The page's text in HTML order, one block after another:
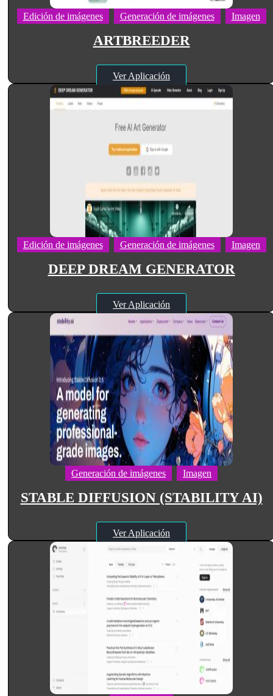
Edición de imágenes Generación de imágenes Imagen
ARTBREEDER
Ver Aplicación
Edición de imágenes Generación de imágenes Imagen
DEEP DREAM GENERATOR
Ver Aplicación
Generación de imágenes Imagen
STABLE DIFFUSION (STABILITY AI)
Ver Aplicación